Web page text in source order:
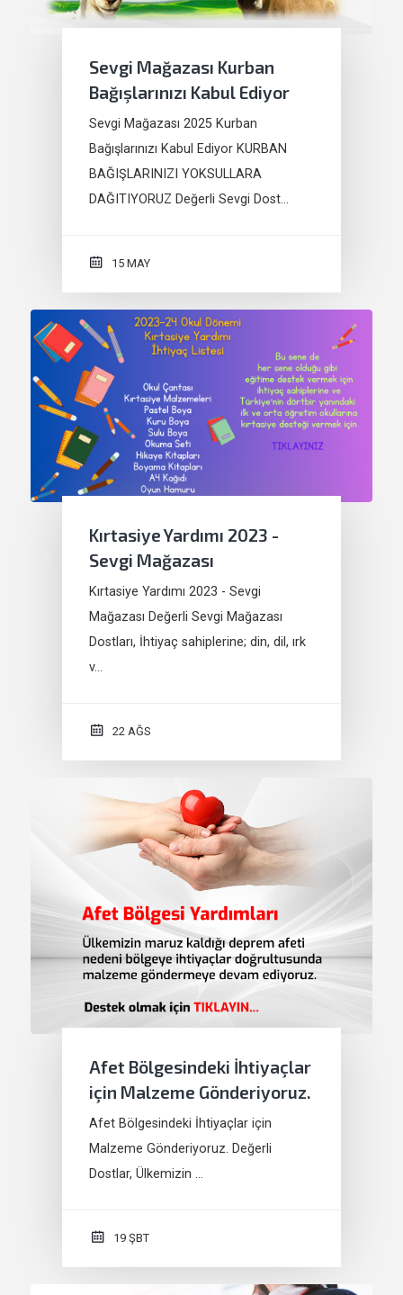
Sevgi Mağazası Kurban
Bağışlarınızı Kabul Ediyor
Sevgi Mağazası 2025 Kurban
Bağışlarınızı Kabul Ediyor KURBAN
BAĞIŞLARINIZI YOKSULLARA
DAĞITIYORUZ Değerli Sevgi Dost…
15 MAY
Kırtasiye Yardımı 2023 -
Sevgi Mağazası
Kırtasiye Yardımı 2023 - Sevgi
Mağazası Değerli Sevgi Mağazası
Dostları, İhtiyaç sahiplerine; din, dil, ırk
v…
22 AĞS
Afet Bölgesindeki İhtiyaçlar
için Malzeme Gönderiyoruz.
Afet Bölgesindeki İhtiyaçlar için
Malzeme Gönderiyoruz. Değerli
Dostlar, Ülkemizin …
19 ŞBT